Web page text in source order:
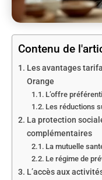
Contenu de
Les avantages
Orange
L’offre
Les réductions
La protection
complémentaires
La mutuelle
Le régime de
L’accès aux